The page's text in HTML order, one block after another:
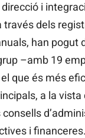
i
través dels
han pogut
–amb 19
que és més
a la vista
i financeres.